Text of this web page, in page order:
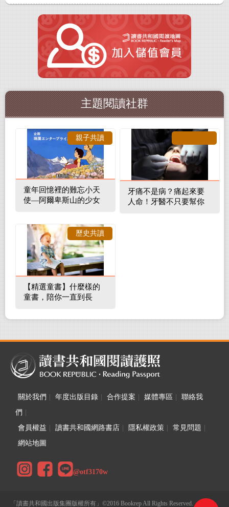
主題閱讀社群
童年回憶裡的難忘小天
使—阿爾卑斯山的少女
親子共讀
牙痛不是病？痛起來要
人命！牙醫不只要幫你
【精選童書】什麼樣的
童書，陪你一直到長
歷史共讀
關於我們 年度出版目錄 合作提案 媒體專區
聯絡我
們
會員權益
讀書共和國網路書店 隱私權政策 常見問題
網站地圖
@otf3170w
「讀書共和國出版集團版權所有」©2016 Bookrep All Rights Reserved.